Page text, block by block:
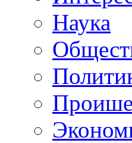
Наука